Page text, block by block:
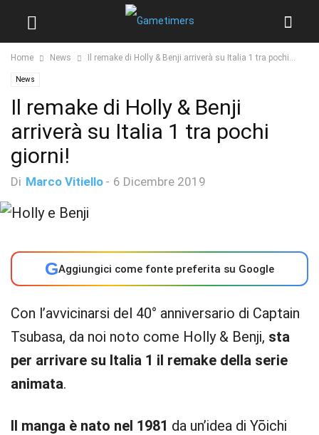
Home News Il remake di Holly & Benji arriverà su Italia 1 tra pochi...
News
Il remake di Holly & Benji
arriverà su Italia 1 tra pochi
giorni!
Di Marco Vitiello - 6 Dicembre 2019
GAggiungici come fonte preferita su Google
Con l’avvicinarsi del 40° anniversario di Captain
Tsubasa, da noi noto come Holly & Benji, sta
per arrivare su Italia 1 il remake della serie
animata.
Il manga è nato nel 1981 da un’idea di Yōichi